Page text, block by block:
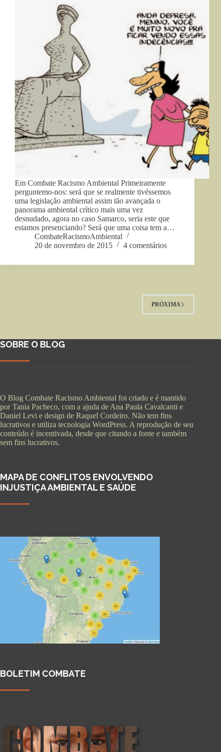
Em Combate Racismo Ambiental Primeiramente
perguntemo-nos: será que se realmente tivéssemos
uma legislação ambiental assim tão avançada o
panorama ambiental crítico mais uma vez
desnudado, agora no caso Samarco, seria este que
estamos presenciando? Será que uma coisa tem a…
CombateRacismoAmbiental
20 de novembro de 2015
4 comentários
PRÓXIMA
SOBRE O BLOG
O Blog Combate Racismo Ambiental foi criado e é mantido
por Tania Pacheco, com a ajuda de Ana Paula Cavalcanti e
Daniel Levi e design de Raquel Cordeiro. Não tem fins
lucrativos e utiliza tecnologia WordPress. A reprodução de seu
conteúdo é incentivada, desde que citando a fonte e também
sem fins lucrativos.
MAPA DE CONFLITOS ENVOLVENDO
INJUSTIÇA AMBIENTAL E SAÚDE
BOLETIM COMBATE